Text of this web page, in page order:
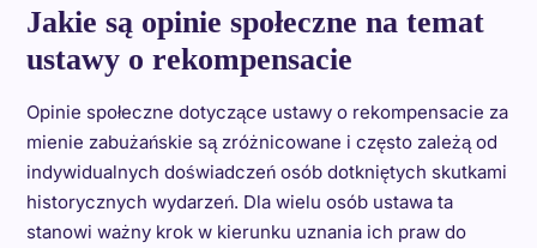
Jakie są opinie społeczne na temat
ustawy o rekompensacie
Opinie społeczne dotyczące ustawy o rekompensacie za
mienie zabużańskie są zróżnicowane i często zależą od
indywidualnych doświadczeń osób dotkniętych skutkami
historycznych wydarzeń. Dla wielu osób ustawa ta
stanowi ważny krok w kierunku uznania ich praw do